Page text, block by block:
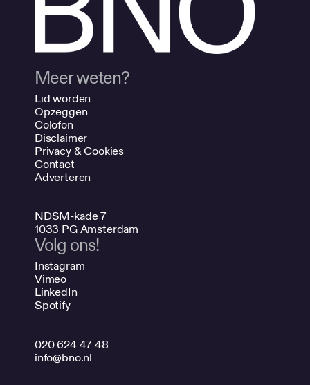
Meer weten?
Lid worden
Opzeggen
Colofon
Disclaimer
Privacy & Cookies
Contact
Adverteren
NDSM-kade 7
1033 PG Amsterdam
Volg ons!
Instagram
Vimeo
LinkedIn
Spotify
020 624 47 48
info@bno.nl